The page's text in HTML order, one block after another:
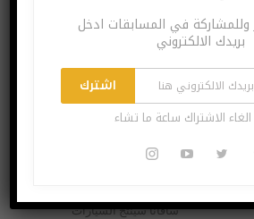
تراهن هيونداي بشكل كبير على
مبيعات السيارات الكهربائية
الأمريكية. فقد أبرمت شركة
صناعة السيارات صفقة مع
مخصص لها في الولايات
سافانا سينتج السيارات
وللمشاركة في المسابقات ادخل
بريدك الالكتروني
اشترك
الاشتراك ساعة ما تشاء